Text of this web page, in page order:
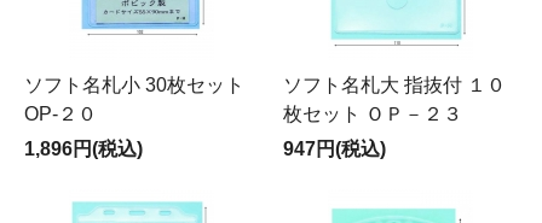
ソフト名札小 30枚セット
OP-２０
1,896円(税込)
ソフト名札大 指抜付 １０
枚セット ＯＰ－２３
947円(税込)